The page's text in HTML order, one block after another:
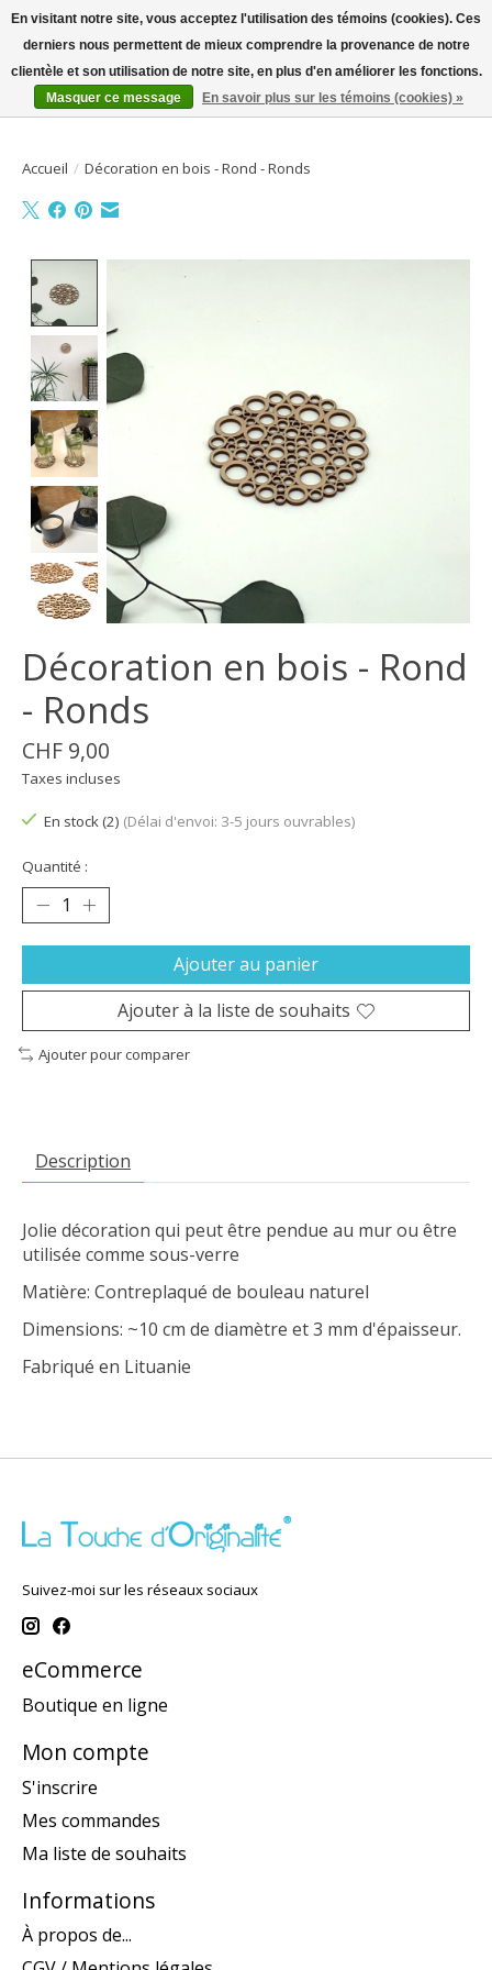
Bienvenue sur la boutique en ligne
Liste dePanier
Accueil / Décoration en bois - Rond - Ronds
Product image slideshow Items
Décoration en bois - Rond
- Ronds
CHF 9,00
Taxes incluses
En stock (2) (Délai d'envoi: 3-5 jours ouvrables)
Quantité :
Ajouter au panier
Ajouter à la liste de souhaits
Ajouter pour comparer
Description
Jolie décoration qui peut être pendue au mur ou être
utilisée comme sous-verre
Matière: Contreplaqué de bouleau naturel
Dimensions: ~10 cm de diamètre et 3 mm d'épaisseur.
Fabriqué en Lituanie
Suivez-moi sur les réseaux sociaux
eCommerce
Boutique en ligne
Mon compte
S'inscrire
Mes commandes
Ma liste de souhaits
Informations
À propos de...
En visitant notre site, vous acceptez l'utilisation des témoins (cookies). Ces
derniers nous permettent de mieux comprendre la provenance de notre
clientèle et son utilisation de notre site, en plus d'en améliorer les fonctions.
Masquer ce message
En savoir plus sur les témoins (cookies) »